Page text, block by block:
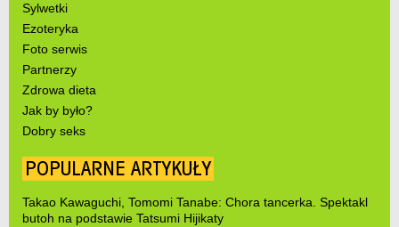
Sylwetki
Ezoteryka
Foto serwis
Partnerzy
Zdrowa dieta
Jak by było?
Dobry seks
POPULARNE ARTYKUŁY
Takao Kawaguchi, Tomomi Tanabe: Chora tancerka. Spektakl
butoh na podstawie Tatsumi Hijikaty